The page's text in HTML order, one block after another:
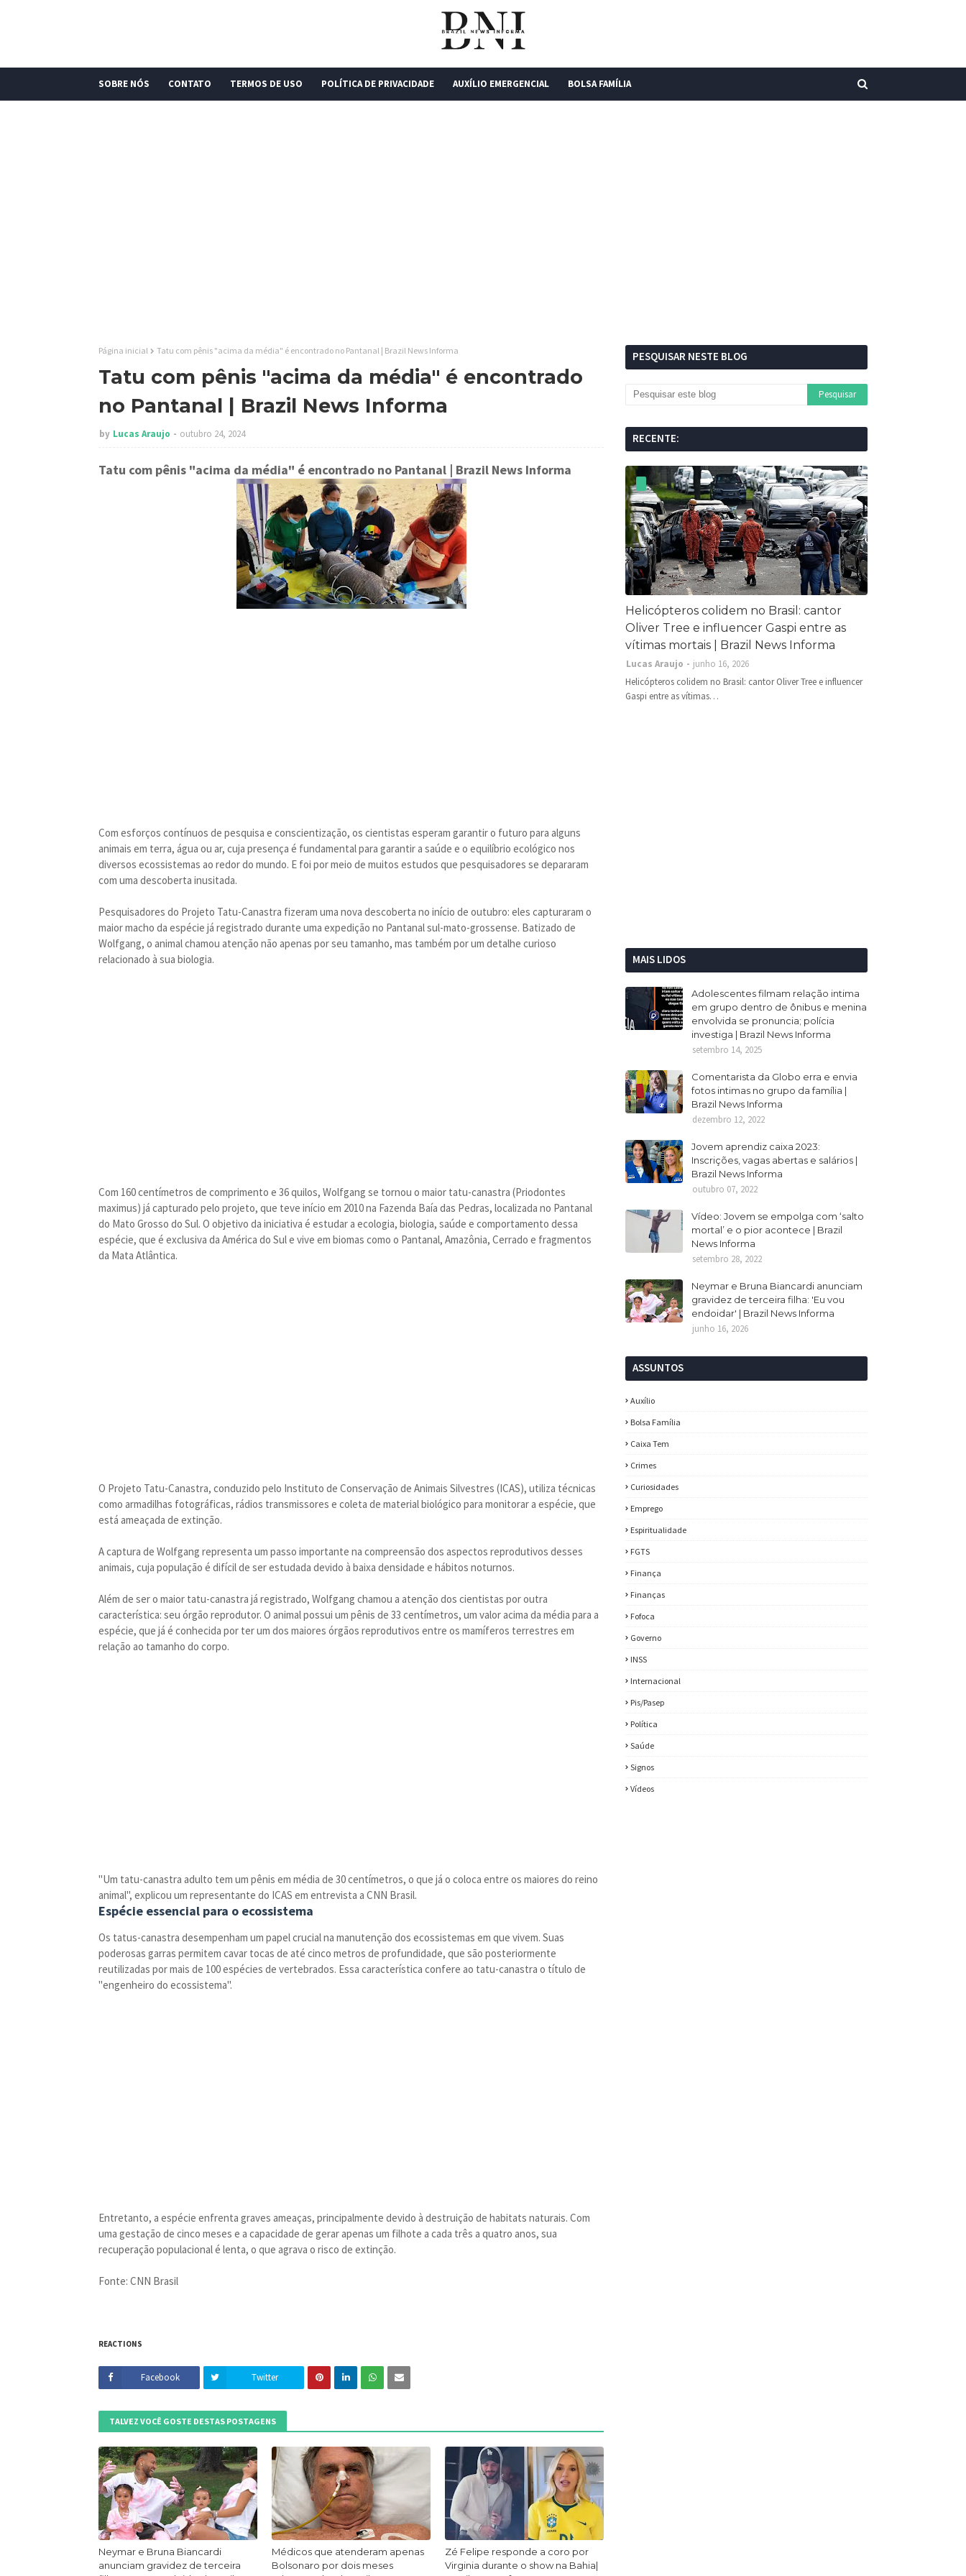
SOBRE NÓS CONTATO TERMOS DE USO POLÍTICA DE PRIVACIDADE AUXÍLIO EMERGENCIAL BOLSA FAMÍLIA
Página inicial Tatu com pênis "acima da média" é encontrado no Pantanal | Brazil News Informa
Tatu com pênis "acima da média" é encontrado
no Pantanal | Brazil News Informa
by Lucas Araujo outubro 24, 2024
Tatu com pênis "acima da média" é encontrado no Pantanal | Brazil News Informa
Com esforços contínuos de pesquisa e conscientização, os cientistas esperam garantir o futuro para alguns
animais em terra, água ou ar, cuja presença é fundamental para garantir a saúde e o equilíbrio ecológico nos
diversos ecossistemas ao redor do mundo. E foi por meio de muitos estudos que pesquisadores se depararam
com uma descoberta inusitada.
Pesquisadores do Projeto Tatu-Canastra fizeram uma nova descoberta no início de outubro: eles capturaram o
maior macho da espécie já registrado durante uma expedição no Pantanal sul-mato-grossense. Batizado de
Wolfgang, o animal chamou atenção não apenas por seu tamanho, mas também por um detalhe curioso
relacionado à sua biologia.
Com 160 centímetros de comprimento e 36 quilos, Wolfgang se tornou o maior tatu-canastra (Priodontes
maximus) já capturado pelo projeto, que teve início em 2010 na Fazenda Baía das Pedras, localizada no Pantanal
do Mato Grosso do Sul. O objetivo da iniciativa é estudar a ecologia, biologia, saúde e comportamento dessa
espécie, que é exclusiva da América do Sul e vive em biomas como o Pantanal, Amazônia, Cerrado e fragmentos
da Mata Atlântica.
O Projeto Tatu-Canastra, conduzido pelo Instituto de Conservação de Animais Silvestres (ICAS), utiliza técnicas
como armadilhas fotográficas, rádios transmissores e coleta de material biológico para monitorar a espécie, que
está ameaçada de extinção.
A captura de Wolfgang representa um passo importante na compreensão dos aspectos reprodutivos desses
animais, cuja população é difícil de ser estudada devido à baixa densidade e hábitos noturnos.
Além de ser o maior tatu-canastra já registrado, Wolfgang chamou a atenção dos cientistas por outra
característica: seu órgão reprodutor. O animal possui um pênis de 33 centímetros, um valor acima da média para a
espécie, que já é conhecida por ter um dos maiores órgãos reprodutivos entre os mamíferos terrestres em
relação ao tamanho do corpo.
"Um tatu-canastra adulto tem um pênis em média de 30 centímetros, o que já o coloca entre os maiores do reino
animal", explicou um representante do ICAS em entrevista a CNN Brasil.
Espécie essencial para o ecossistema
Os tatus-canastra desempenham um papel crucial na manutenção dos ecossistemas em que vivem. Suas
poderosas garras permitem cavar tocas de até cinco metros de profundidade, que são posteriormente
reutilizadas por mais de 100 espécies de vertebrados. Essa característica confere ao tatu-canastra o título de
"engenheiro do ecossistema".
Entretanto, a espécie enfrenta graves ameaças, principalmente devido à destruição de habitats naturais. Com
uma gestação de cinco meses e a capacidade de gerar apenas um filhote a cada três a quatro anos, sua
recuperação populacional é lenta, o que agrava o risco de extinção.
Fonte: CNN Brasil
REACTIONS
Facebook Twitter
TALVEZ VOCÊ GOSTE DESTAS POSTAGENS
Neymar e Bruna Biancardi
anunciam gravidez de terceira
Médicos que atenderam apenas
Bolsonaro por dois meses
Zé Felipe responde a coro por
Virginia durante o show na Bahia|
PESQUISAR NESTE BLOG
RECENTE:
Helicópteros colidem no Brasil: cantor
Oliver Tree e influencer Gaspi entre as
vítimas mortais | Brazil News Informa
Lucas Araujo
junho 16, 2026
Helicópteros colidem no Brasil: cantor Oliver Tree e influencer
Gaspi entre as vítimas…
MAIS LIDOS
Adolescentes filmam relação intima
em grupo dentro de ônibus e menina
envolvida se pronuncia; polícia
investiga | Brazil News Informa
setembro 14, 2025
Comentarista da Globo erra e envia
fotos intimas no grupo da família |
Brazil News Informa
dezembro 12, 2022
Jovem aprendiz caixa 2023:
Inscrições, vagas abertas e salários |
Brazil News Informa
outubro 07, 2022
Vídeo: Jovem se empolga com ‘salto
mortal’ e o pior acontece | Brazil
News Informa
setembro 28, 2022
Neymar e Bruna Biancardi anunciam
gravidez de terceira filha: 'Eu vou
endoidar' | Brazil News Informa
junho 16, 2026
ASSUNTOS
Auxílio
Bolsa Família
Caixa Tem
Crimes
Curiosidades
Emprego
Espiritualidade
FGTS
Finança
Finanças
Fofoca
Governo
INSS
Internacional
Pis/Pasep
Política
Saúde
Signos
Vídeos